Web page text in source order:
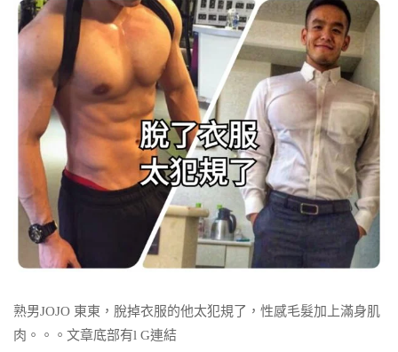
熟男JOJO 東東，脫掉衣服的他太犯規了，性感毛髮加上滿身肌
肉。。。文章底部有l G連結